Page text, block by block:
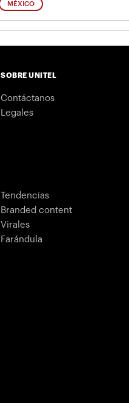
MÉXICO
SOBRE UNITEL
Contáctanos
Legales
Tendencias
Branded content
Virales
Farándula